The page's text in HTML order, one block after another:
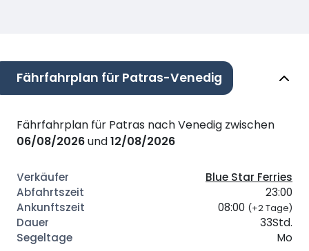
Fährfahrplan für Patras-Venedig
Fährfahrplan für Patras nach Venedig zwischen
06/08/2026und12/08/2026
Blue Star Ferries
23:00
08:00 (+2 Tage)
33Std.
Mo